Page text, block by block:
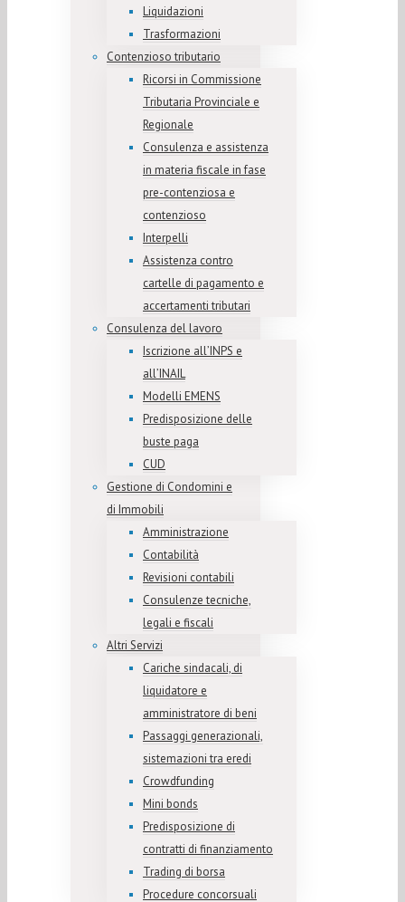
Liquidazioni
Trasformazioni
Contenzioso tributario
Ricorsi in Commissione
Tributaria Provinciale e
Regionale
Consulenza e assistenza
in materia fiscale in fase
pre-contenziosa e
contenzioso
Interpelli
Assistenza contro
cartelle di pagamento e
accertamenti tributari
Consulenza del lavoro
Iscrizione all’INPS e
all’INAIL
Modelli EMENS
Predisposizione delle
buste paga
CUD
Gestione di Condomini e
di Immobili
Amministrazione
Contabilità
Revisioni contabili
Consulenze tecniche,
legali e fiscali
Altri Servizi
Cariche sindacali, di
liquidatore e
amministratore di beni
Passaggi generazionali,
sistemazioni tra eredi
Crowdfunding
Mini bonds
Predisposizione di
contratti di finanziamento
Trading di borsa
Procedure concorsuali